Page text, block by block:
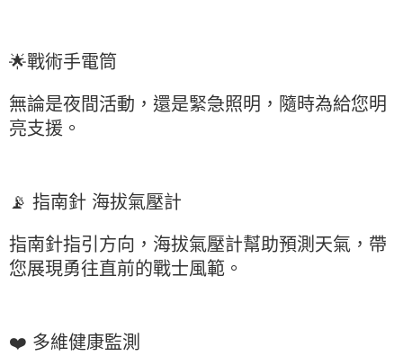
🌟戰術手電筒
無論是夜間活動，還是緊急照明，隨時為給您明
亮支援。
📡 指南針 海拔氣壓計
指南針指引方向，海拔氣壓計幫助預測天氣，帶
您展現勇往直前的戰士風範。
❤️ 多維健康監測